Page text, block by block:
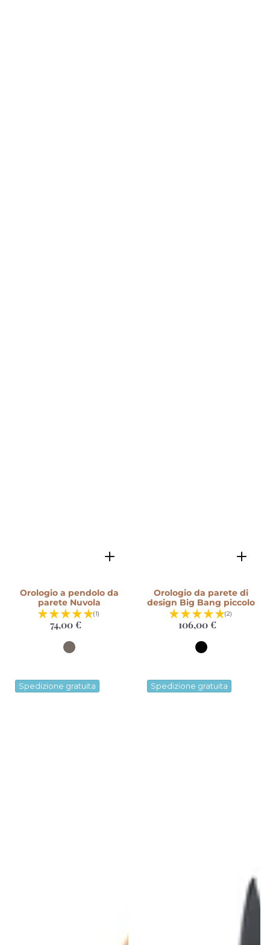
Orologio a pendolo da
parete Nuvola
(1)
Prezzo
listino
74,00 €
Orologio da parete di
design Big Bang piccolo
(2)
Prezzo
listino
106,00 €
Spedizione gratuita Spedizione gratuita